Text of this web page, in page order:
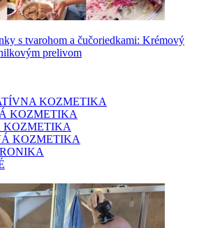
s tvarohom a čučoriedkami: Krémový
prelivom
KOZMETIKA
KOZMETIKA
KOZMETIKA
KOZMETIKA